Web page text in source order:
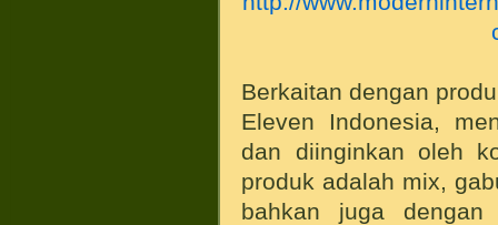
Berkaitan dengan
Eleven Indonesia,
dan diinginkan oleh
produk adalah mix,
bahkan juga